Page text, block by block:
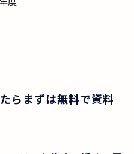
らまずは無料で資料